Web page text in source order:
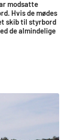
modsatte
Hvis de mødes
skib til styrbord
de almindelige